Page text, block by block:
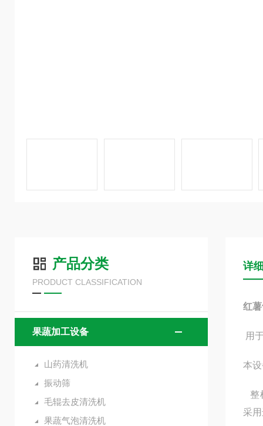
产品分类
PRODUCT CLASSIFICATION
果蔬加工设备
山药清洗机
振动筛
毛辊去皮清洗机
果蔬气泡清洗机
详
红
用
本
整
采